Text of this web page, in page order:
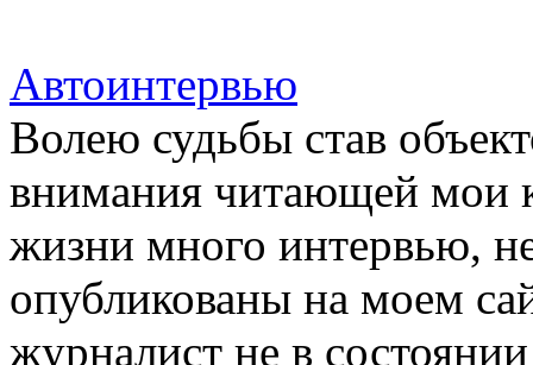
Автоинтервью
Волею судьбы став
внимания читающей мои
жизни много интервью,
опубликованы на моем
журналист не в